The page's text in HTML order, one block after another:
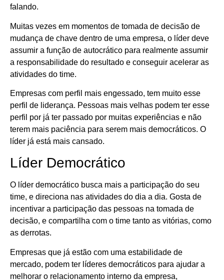
falando.
Muitas vezes em momentos de tomada de decisão de
mudança de chave dentro de uma empresa, o líder deve
assumir a função de autocrático para realmente assumir
a responsabilidade do resultado e conseguir acelerar as
atividades do time.
Empresas com perfil mais engessado, tem muito esse
perfil de liderança. Pessoas mais velhas podem ter esse
perfil por já ter passado por muitas experiências e não
terem mais paciência para serem mais democráticos. O
líder já está mais cansado.
Líder Democrático
O líder democrático busca mais a participação do seu
time, e direciona nas atividades do dia a dia. Gosta de
incentivar a participação das pessoas na tomada de
decisão, e compartilha com o time tanto as vitórias, como
as derrotas.
Empresas que já estão com uma estabilidade de
mercado, podem ter líderes democráticos para ajudar a
melhorar o relacionamento interno da empresa,